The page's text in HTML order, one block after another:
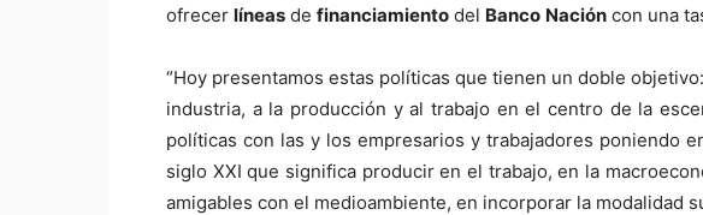
ofrecer líneas de financiamiento del Banco Nación con una
“Hoy presentamos estas políticas que tienen un doble
industria, a la producción y al trabajo en el centro de la
políticas con las y los empresarios y trabajadores poniendo
siglo XXI que significa producir en el trabajo, en la
amigables con el medioambiente, en incorporar la modalidad